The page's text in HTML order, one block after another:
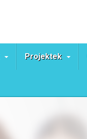
Projektek